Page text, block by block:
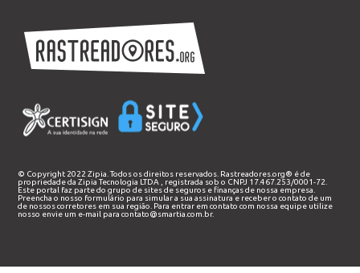
© Copyright 2022 Zipia. Todos os direitos reservados. Rastreadores.org® é de
propriedade daZipia Tecnologia LTDA
, registrada sob o CNPJ 17.467.253/0001-72.
Este portal faz parte do grupo de sites de seguros e finanças de nossa empresa.
Preencha o nosso formulário para simular a sua assinatura e receber o contato de um
de nossos corretores em sua região. Para entrar em contato com nossa equipe utilize
nosso envie um e-mail paracontato@smartia.com.br.